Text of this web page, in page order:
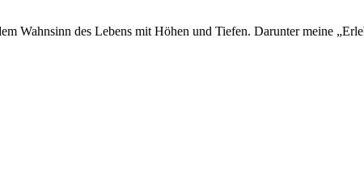
Wahnsinn des Lebens mit Höhen und Tiefen. Darunter meine